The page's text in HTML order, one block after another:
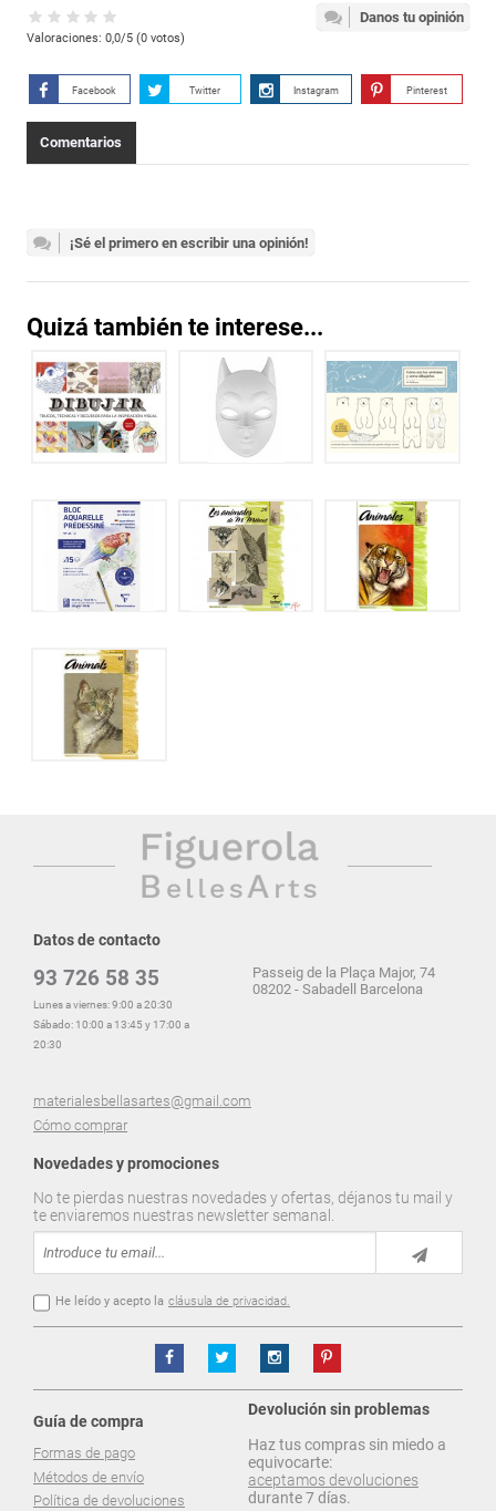
Danos tu opinión
Valoraciones: 0,0/5 (0votos)
Facebook Twitter Instagram Pinterest
Comentarios
¡Sé el primero en escribir una opinión!
Quizá también te interese...
Datos de contacto
93 726 58 35
Lunes a viernes: 9:00 a 20:30
Sábado: 10:00 a 13:45 y 17:00 a
20:30
materialesbellasartes@gmail.com
Cómo comprar
Passeig de la Plaça Major, 74
08202 - Sabadell Barcelona
Novedades y promociones
No te pierdas nuestras novedades y ofertas, déjanos tu mail y
te enviaremos nuestras newsletter semanal.
He leído y acepto la cláusula de privacidad.
Guía de compra
Formas de pago
Métodos de envío
Política de devoluciones
Devolución sin problemas
Haz tus compras sin miedo a
equivocarte:
aceptamos devoluciones
durante 7 días.